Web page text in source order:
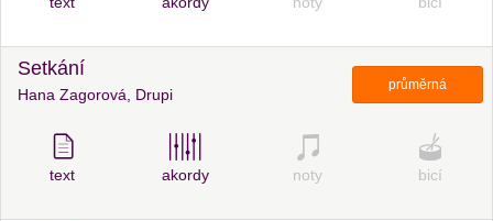
Setkání
Hana Zagorová, Drupi
průměrná
text akordy noty bicí